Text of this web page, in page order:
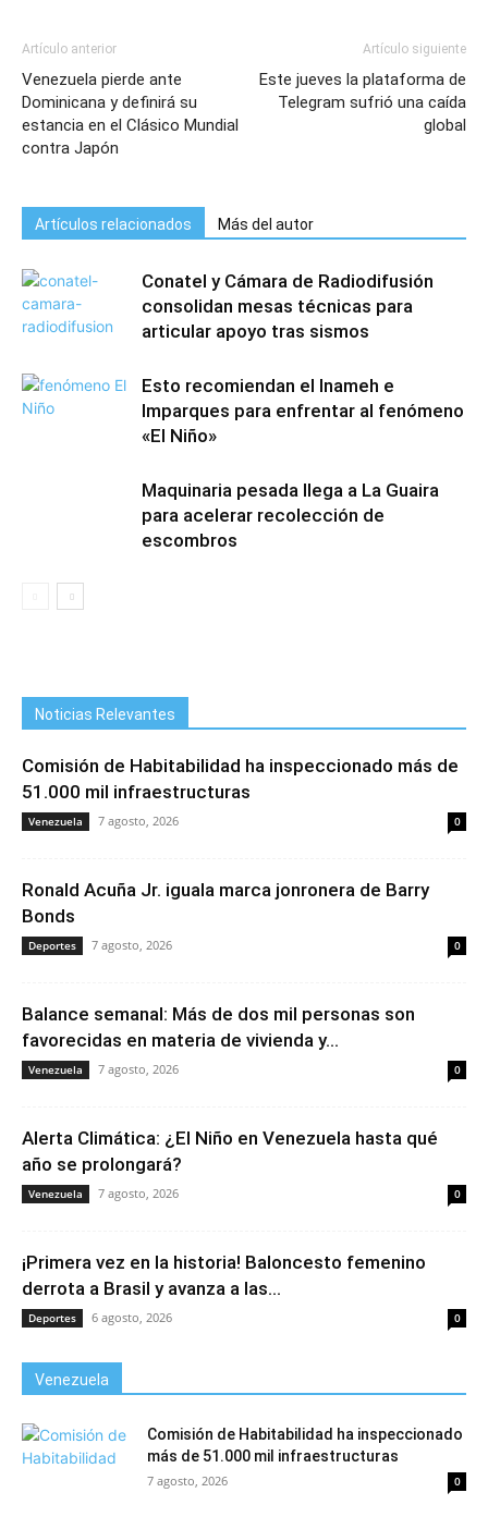
Artículo anterior
Venezuela pierde ante
Dominicana y definirá su
estancia en el Clásico Mundial
contra Japón
Artículo siguiente
Este jueves la plataforma de
Telegram sufrió una caída
global
Artículos relacionados Más del autor
Conatel y Cámara de Radiodifusión
consolidan mesas técnicas para
articular apoyo tras sismos
Esto recomiendan el Inameh e
Imparques para enfrentar al fenómeno
«El Niño»
Maquinaria pesada llega a La Guaira
para acelerar recolección de
escombros
Noticias Relevantes
Comisión de Habitabilidad ha inspeccionado más de
51.000 mil infraestructuras
Venezuela 7 agosto, 2026 0
Ronald Acuña Jr. iguala marca jonronera de Barry
Bonds
Deportes 7 agosto, 2026 0
Balance semanal: Más de dos mil personas son
favorecidas en materia de vivienda y...
Venezuela 7 agosto, 2026 0
Alerta Climática: ¿El Niño en Venezuela hasta qué
año se prolongará?
Venezuela 7 agosto, 2026 0
¡Primera vez en la historia! Baloncesto femenino
derrota a Brasil y avanza a las...
Deportes 6 agosto, 2026 0
Venezuela
Comisión de Habitabilidad ha inspeccionado
más de 51.000 mil infraestructuras
7 agosto, 2026 0